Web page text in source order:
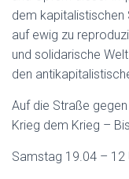
dem kapitalistischen
auf ewig zu
und solidarische
den
Auf die Straße
Krieg dem Krieg –
Samstag 19.04 – 12